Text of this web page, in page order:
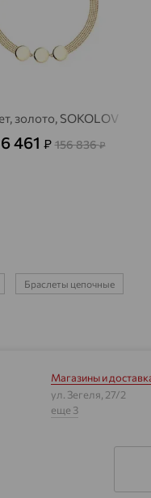
золото, SOKOLOV
461 ₽ 156 836₽
Браслеты цепочные
Магазины и
ул. Зегеля, 27/2
еще 3